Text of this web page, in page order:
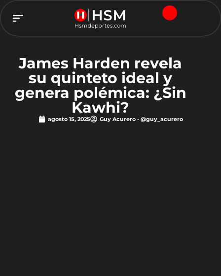
James Harden revela
su quinteto ideal y
genera polémica: ¿Sin
Kawhi?
agosto 15, 2025 Guy Acurero - @guy_acurero